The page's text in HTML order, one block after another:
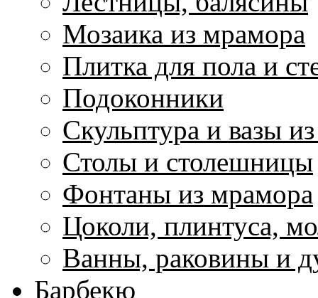
Мозаика из мрамора
Плитка для пола и
Подоконники
Скульптура и вазы
Столы и столешницы
Фонтаны из мрамора
Цоколи, плинтуса,
Ванны, раковины и
Барбекю